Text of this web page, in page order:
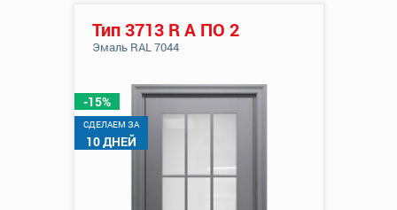
-15%
CДЕЛАЕМ ЗА
10 ДНЕЙ
Тип 3713 R А ПО 2
Эмаль RAL 7044